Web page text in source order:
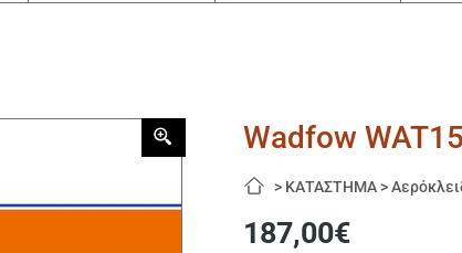
Wadfow
> ΚΑΤΑΣΤΗΜΑ >
187,00€